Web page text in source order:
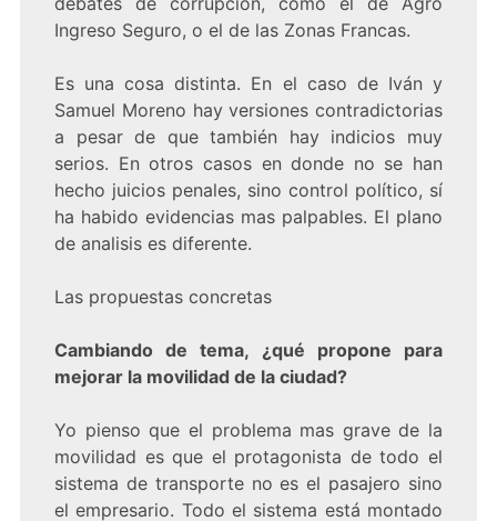
Ingreso Seguro, o el de las Zonas Francas.
Es una cosa distinta. En el caso de Iván y
Samuel Moreno hay versiones contradictorias
a pesar de que también hay indicios muy
serios. En otros casos en donde no se han
hecho juicios penales, sino control político, sí
ha habido evidencias mas palpables. El plano
de analisis es diferente.
Las propuestas concretas
Cambiando de tema, ¿qué propone para
mejorar la movilidad de la ciudad?
Yo pienso que el problema mas grave de la
movilidad es que el protagonista de todo el
sistema de transporte no es el pasajero sino
el empresario. Todo el sistema está montado